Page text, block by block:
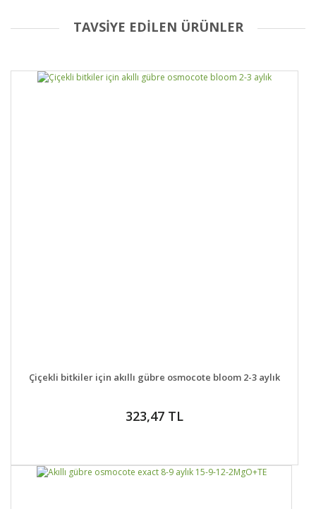
Bu ürüne ilk yorumu siz yapın!
Yorum Yaz
TAVSİYE EDİLEN ÜRÜNLER
DETAYLAR SEPETE EKLE
Çiçekli bitkiler için akıllı gübre osmocote bloom 2-3 aylık
323,47 TL